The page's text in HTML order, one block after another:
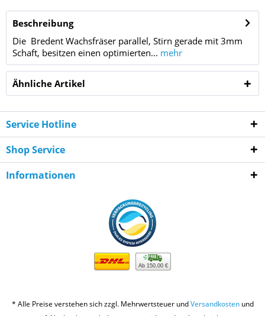
Beschreibung
Die Bredent Wachsfräser parallel, Stirn gerade mit 3mm
Schaft, besitzen einen optimierten... mehr
Ähnliche Artikel
Service Hotline
Shop Service
Informationen
Ab 150,00 €
* Alle Preise verstehen sich zzgl. Mehrwertsteuer undVersandkostenund